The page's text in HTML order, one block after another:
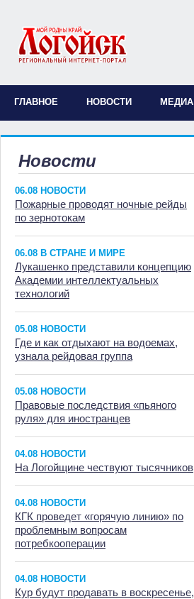
ГЛАВНОЕ НОВОСТИ МЕДИА
Новости
06.08 НОВОСТИ
Пожарные проводят ночные рейды
по зернотокам
06.08 В СТРАНЕ И МИРЕ
Лукашенко представили концепцию
Академии интеллектуальных
технологий
05.08 НОВОСТИ
Где и как отдыхают на водоемах,
узнала рейдовая группа
05.08 НОВОСТИ
Правовые последствия «пьяного
руля» для иностранцев
04.08 НОВОСТИ
На Логойщине чествуют тысячников
04.08 НОВОСТИ
КГК проведет «горячую линию» по
проблемным вопросам
потребкооперации
04.08 НОВОСТИ
Кур будут продавать в воскресенье,